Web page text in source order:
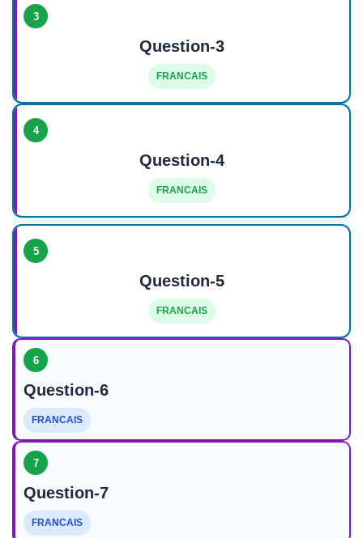
3
Question-3
FRANCAIS
4
Question-4
FRANCAIS
5
Question-5
FRANCAIS
6
Question-6
FRANCAIS
7
Question-7
FRANCAIS